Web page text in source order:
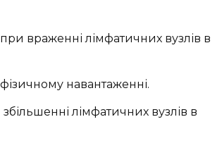
враженні лімфатичних вузлів в
навантаженні.
лімфатичних вузлів в